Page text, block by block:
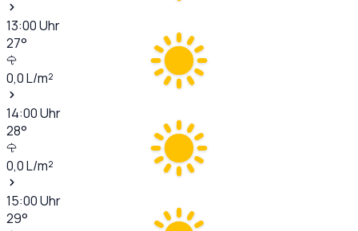
13:00Uhr
27°
0,0L/m²
14:00Uhr
28°
0,0L/m²
15:00Uhr
29°